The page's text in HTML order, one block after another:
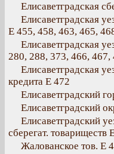
Елисаветградская
Елисаветградская
Е 455, 458, 463, 465,
Елисаветградская
280, 288, 373, 466, 467,
Елисаветградская
кредита Е 472
Елисаветградский
Елисаветградский
Елисаветградский
сберегат. товариществ
Жалованское тов. Е